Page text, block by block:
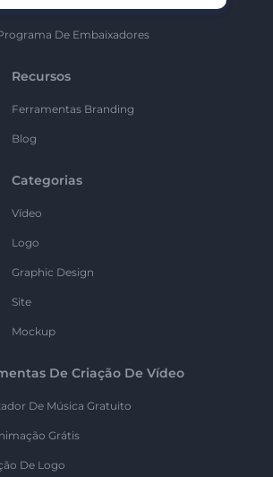
De Embaixadores
Recursos
Ferramentas Branding
Blog
Categorias
Vídeo
Logo
Graphic Design
Site
Mockup
De Criação De Vídeo
De Música Gratuito
Grátis
De Logo